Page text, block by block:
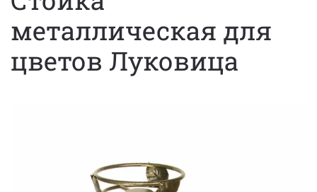
металлическая для
цветов Луковица